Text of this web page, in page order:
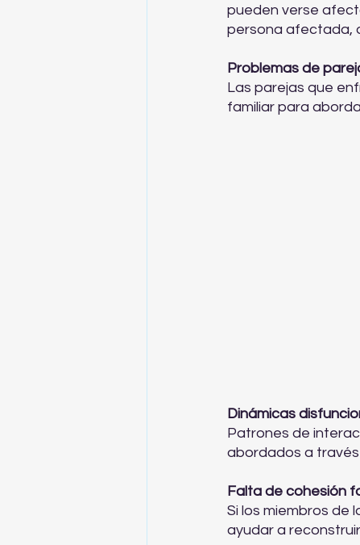
pueden verse
persona afectada,
Problemas de
Las parejas que
familiar para
Dinámicas
Patrones de
abordados a
Falta de cohesión
Si los miembros de
ayudar a